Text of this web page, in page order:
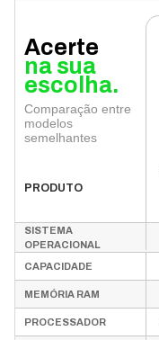
Acerte
na sua
escolha.
Comparação entre
modelos
semelhantes
PRODUTO
SISTEMA
OPERACIONAL
CAPACIDADE
MEMÓRIA RAM
PROCESSADOR